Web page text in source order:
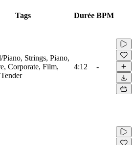
Tags Durée BPM
Piano, Strings, Piano,
Corporate, Film,
4:12 -